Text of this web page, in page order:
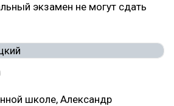
экзамен не могут сдать
школе, Александр